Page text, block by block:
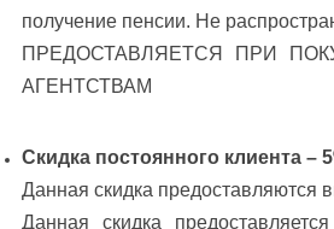
получение пенсии. Не
ПРЕДОСТАВЛЯЕТСЯ ПРИ
АГЕНТСТВАМ
Скидка постоянного клиента –
Данная скидка предоставляются
Данная скидка